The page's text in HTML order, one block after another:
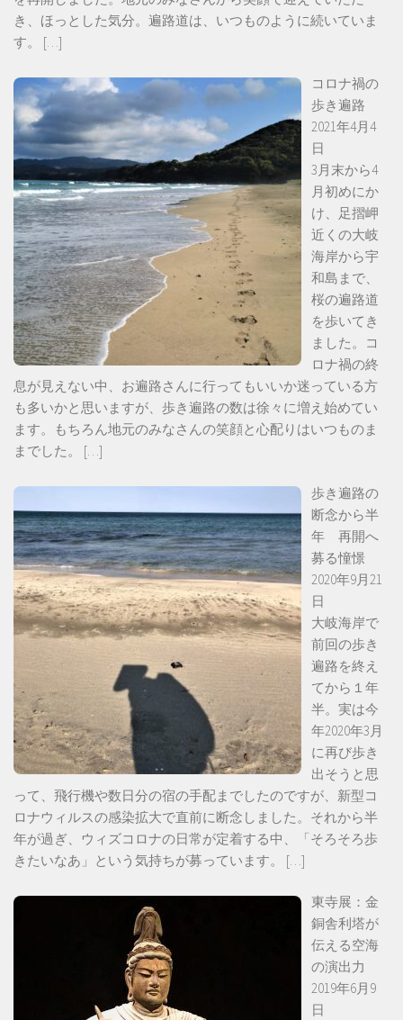
き、ほっとした気分。遍路道は、いつものように続いていま
す。
[…]
コロナ禍の
歩き遍路
2021年4月4
日
3月末から4
月初めにか
け、足摺岬
近くの大岐
海岸から宇
和島まで、
桜の遍路道
を歩いてき
ました。コ
ロナ禍の終
息が見えない中、お遍路さんに行ってもいいか迷っている方
も多いかと思いますが、歩き遍路の数は徐々に増え始めてい
ます。もちろん地元のみなさんの笑顔と心配りはいつものま
までした。
[…]
歩き遍路の
断念から半
年 再開へ
募る憧憬
2020年9月21
日
大岐海岸で
前回の歩き
遍路を終え
てから１年
半。実は今
年2020年3月
に再び歩き
出そうと思
って、飛行機や数日分の宿の手配までしたのですが、新型コ
ロナウィルスの感染拡大で直前に断念しました。それから半
年が過ぎ、ウィズコロナの日常が定着する中、「そろそろ歩
きたいなあ」という気持ちが募っています。 […]
東寺展：金
銅舎利塔が
伝える空海
の演出力
2019年6月9
日